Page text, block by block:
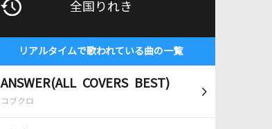
全国りれき
リアルタイムで歌われている曲の一覧
ANSWER(ALL COVERS BEST)
コブクロ